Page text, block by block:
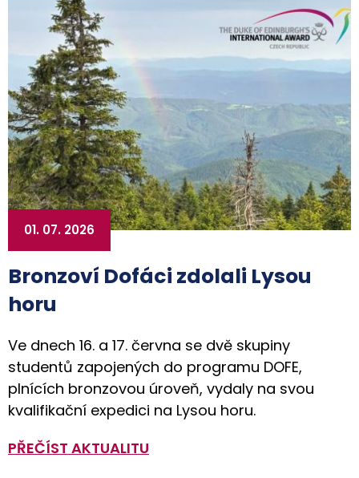
Bronzoví Dofáci zdolali Lysou
horu
01. 07. 2026
Ve dnech 16. a 17. června se dvě skupiny
studentů zapojených do programu DOFE,
plnících bronzovou úroveň, vydaly na svou
kvalifikační expedici na Lysou horu.
PŘEČÍST AKTUALITU